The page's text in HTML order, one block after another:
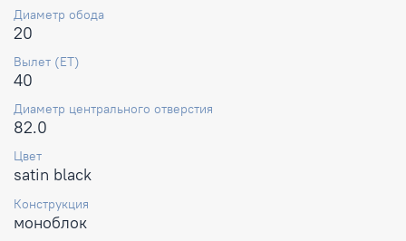
Диаметр обода
20
Вылет (ET)
40
Диаметр центрального отверстия
82.0
Цвет
satin black
Конструкция
моноблок